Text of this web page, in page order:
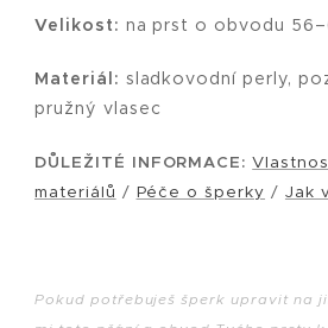
Velikost: na prst o obvodu
Materiál: sladkovodní perly,
pružný vlasec
DŮLEŽITÉ INFORMACE:
materiálů / Péče o šperky / Jak
Pokud potřebuješ šperk upravit na